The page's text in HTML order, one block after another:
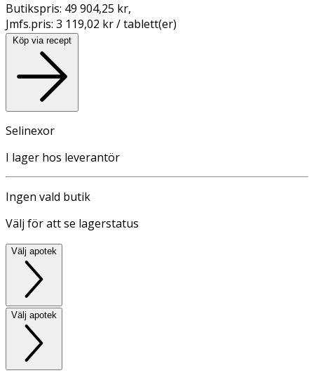
Butikspris: 49 904,25 kr,
Jmfs.pris: 3 119,02 kr / tablett(er)
Köp via recept
Selinexor
I lager hos leverantör
Ingen vald butik
Välj för att se lagerstatus
Välj apotek
Välj apotek